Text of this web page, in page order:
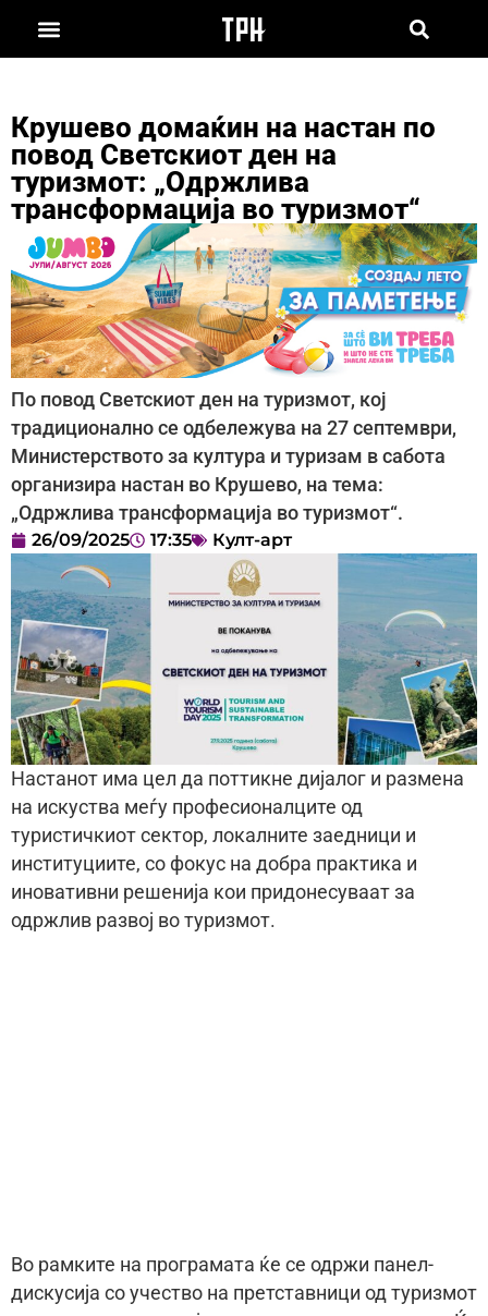
Крушево домаќин на настан по
повод Светскиот ден на
туризмот: „Одржлива
трансформација во туризмот“
По повод Светскиот ден на туризмот, кој
традиционално се одбележува на 27 септември,
Министерството за култура и туризам в сабота
организира настан во Крушево, на тема:
„Одржлива трансформација во туризмот“.
26/09/2025 17:35 Култ-арт
Настанот има цел да поттикне дијалог и размена
на искуства меѓу професионалците од
туристичкиот сектор, локалните заедници и
институциите, со фокус на добра практика и
иновативни решенија кои придонесуваат за
одржлив развој во туризмот.
Во рамките на програмата ќе се одржи панел-
дискусија со учество на претставници од туризмот